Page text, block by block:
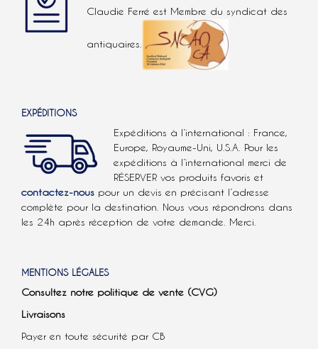
Claudie Ferré est Membre du syndicat des
antiquaires.
EXPÉDITIONS
Expéditions à l’international : France,
Europe, Royaume-Uni, U.S.A. Pour les
expéditions à l’international merci de
RÉSERVER vos produits favoris et
contactez-nous pour un devis en précisant l’adresse
complète pour la destination. Nous vous répondrons dans
les 24h après réception de votre demande. Merci.
MENTIONS LÉGALES
Consultez notre politique de vente (CVG)
Livraisons
Payer en toute sécurité par CB